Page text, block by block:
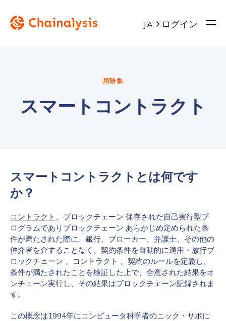
JA ログイン
用語集
スマートコントラクト
スマートコントラクトとは何です
か？
コントラクト 、ブロックチェーン 保存された自己実行型プ
ログラムでありブロックチェーン あらかじめ定められた条
件が満たされた際に、銀行、ブローカー、弁護士、その他の
仲介者を介することなく、契約条件を自動的に適用・履行ブ
ロックチェーン 。コントラクト 、契約のルールを定義し、
条件が満たされたことを検証した上で、合意された結果をオ
ンチェーン実行し、その結果はブロックチェーン記録されま
す。
この概念は1994年にコンピュータ科学者のニック・サボに